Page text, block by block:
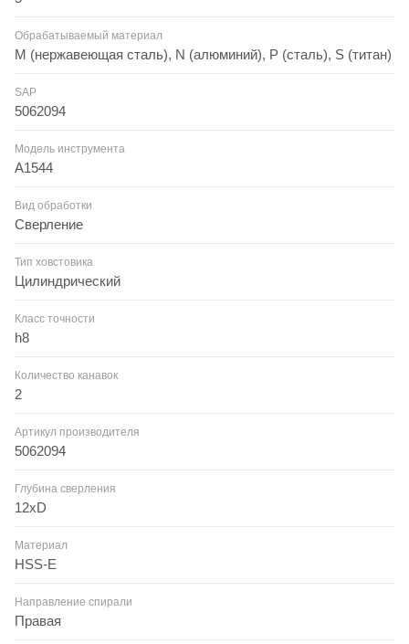
Обрабатываемый материал
M (нержавеющая сталь), N (алюминий), P (сталь), S (титан)
SAP
5062094
Модель инструмента
A1544
Вид обработки
Сверление
Тип ховстовика
Цилиндрический
Класс точности
h8
Количество канавок
2
Артикул производителя
5062094
Глубина сверления
12xD
Материал
HSS-E
Направление спирали
Правая